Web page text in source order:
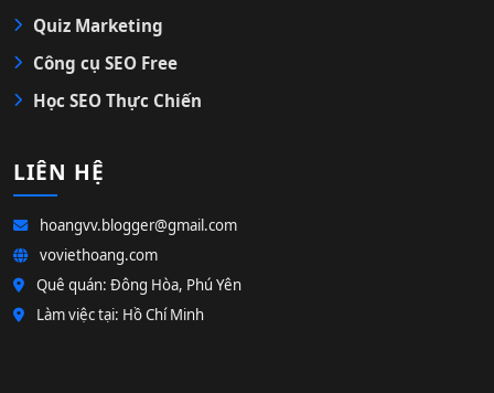
Quiz Marketing
Công cụ SEO Free
Học SEO Thực Chiến
LIÊN HỆ
hoangvv.blogger@gmail.com
voviethoang.com
Quê quán: Đông Hòa, Phú Yên
Làm việc tại: Hồ Chí Minh